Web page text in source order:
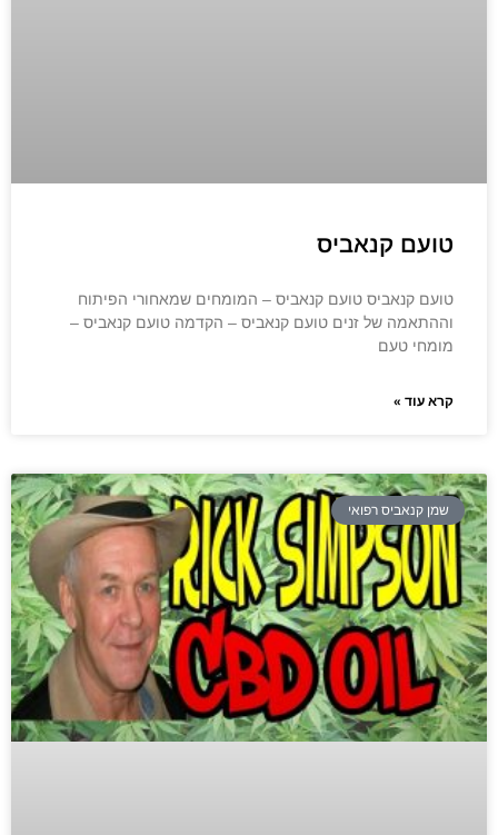
טועם קנאביס
טועם קנאביס טועם קנאביס – המומחים שמאחורי הפיתוח
וההתאמה של זנים טועם קנאביס – הקדמה טועם קנאביס –
מומחי טעם
קרא עוד »
שמן קנאביס רפואי